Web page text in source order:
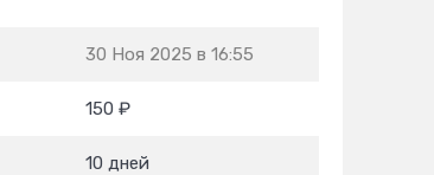
30 Ноя 2025 в 16:55
150 ₽
10 дней